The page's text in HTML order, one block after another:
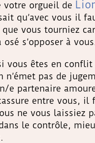
votre orgueil de
qu’avec vous il
vous tourniez
s’opposer à
vous êtes en
pas de
e partenaire
entre vous, il
ne vous laissiez
le contrôle,